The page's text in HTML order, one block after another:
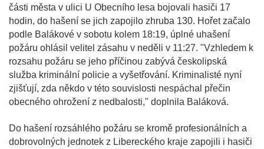
části města v ulici U Obecního lesa bojovali hasiči 17
hodin, do hašení se jich zapojilo zhruba 130. Hořet začalo
podle Balákové v sobotu kolem 18:19, úplné uhašení
požáru ohlásil velitel zásahu v neděli v 11:27. "Vzhledem k
rozsahu požáru se jeho příčinou zabývá českolipská
služba kriminální policie a vyšetřování. Kriminalisté nyní
zjišťují, zda někdo v této souvislosti nespáchal přečin
obecného ohrožení z nedbalosti," doplnila Baláková.
Do hašení rozsáhlého požáru se kromě profesionálních a
dobrovolných jednotek z Libereckého kraje zapojili i hasiči